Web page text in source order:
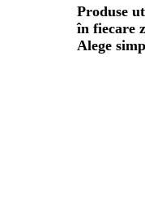
Produse
în fiecare
Alege